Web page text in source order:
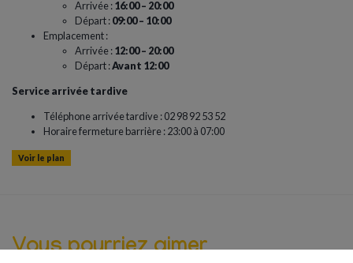
Arrivée :16:00 – 20:00
Départ :09:00 – 10:00
Emplacement :
Arrivée :12:00 – 20:00
Départ :Avant 12:00
Service arrivée tardive
Téléphone arrivée tardive : 02 98 92 53 52
Horaire fermeture barrière : 23:00 à 07:00
Voir le plan
Vous pourriez aimer